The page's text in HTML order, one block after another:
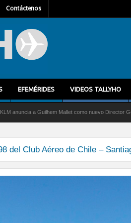
Contáctenos
EFEMÉRIDES VIDEOS TALLYHO
a Guilhem Mallet como nuevo Director General
del Club Aéreo de Chile –